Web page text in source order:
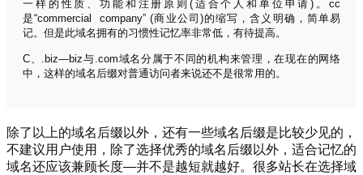
一样的性质、功能和注册原则(适合个人和单位申请)。cc
是“commercial company” (商业公司)的缩写，含义明确，简单易
记。但是此域名拥有的习惯性记忆率非常低，有待提高。
C、.biz—biz与.com域名分属于不同的机构来管理，在现在的网络
中，这样的域名后缀对普通访问者来说还不是很常用的。
除了以上的域名后缀以外，还有一些域名后缀是比较少见的，
不建议用户使用，除了选择优秀的域名后缀以外，适合记忆的
域名还应该兼顾长度—并不是越短就越好。很多站长在选择域